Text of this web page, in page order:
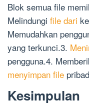
Blok semua file
Melindungi file dari
Memudahkan
yang terkunci.3.
pengguna.4.
menyimpan file
Kesimpulan